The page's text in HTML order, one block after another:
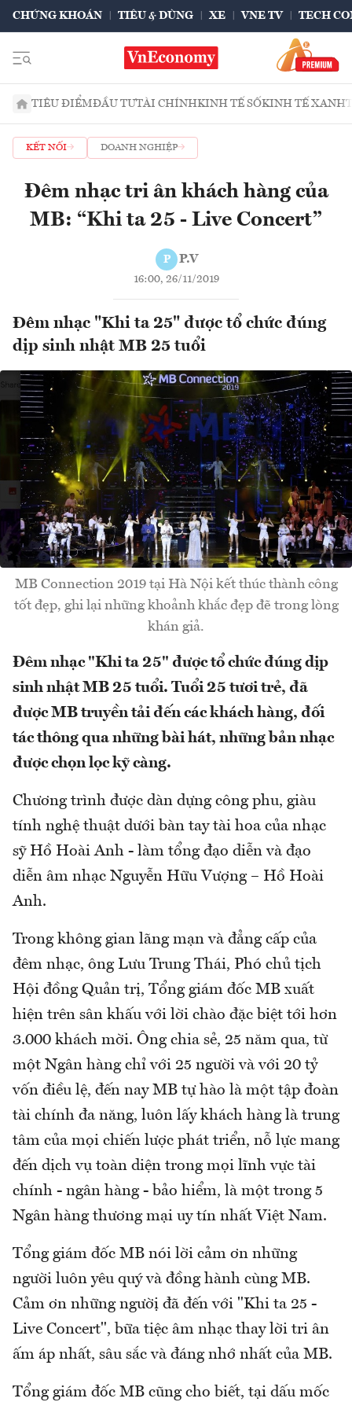
CHỨNG KHOÁN TIÊU & DÙNG XE VNE TV TECH
TIÊU ĐIỂMĐẦU TƯTÀI CHÍNHKINH TẾ SỐKINH TẾ XANH
KẾT NỐI DOANH NGHIỆP
Đêm nhạc tri ân khách hàng của
MB: “Khi ta 25 - Live Concert”
P P.V
16:00, 26/11/2019
Đêm nhạc "Khi ta 25" được tổ chức đúng
dịp sinh nhật MB 25 tuổi
MB Connection 2019 tại Hà Nội kết thúc thành công
tốt đẹp, ghi lại những khoảnh khắc đẹp đẽ trong lòng
khán giả.
Đêm nhạc "Khi ta 25" được tổ chức đúng dịp
sinh nhật MB 25 tuổi. Tuổi 25 tươi trẻ, đã
được MB truyền tải đến các khách hàng, đối
tác thông qua những bài hát, những bản nhạc
được chọn lọc kỹ càng.
Chương trình được dàn dựng công phu, giàu
tính nghệ thuật dưới bàn tay tài hoa của nhạc
sỹ Hồ Hoài Anh - làm tổng đạo diễn và đạo
diễn âm nhạc Nguyễn Hữu Vượng – Hồ Hoài
Anh.
Trong không gian lãng mạn và đẳng cấp của
đêm nhạc, ông Lưu Trung Thái, Phó chủ tịch
Hội đồng Quản trị, Tổng giám đốc MB xuất
hiện trên sân khấu với lời chào đặc biệt tới hơn
3.000 khách mời. Ông chia sẻ, 25 năm qua, từ
một Ngân hàng chỉ với 25 người và với 20 tỷ
vốn điều lệ, đến nay MB tự hào là một tập đoàn
tài chính đa năng, luôn lấy khách hàng là trung
tâm của mọi chiến lược phát triển, nỗ lực mang
đến dịch vụ toàn diện trong mọi lĩnh vực tài
chính - ngân hàng - bảo hiểm, là một trong 5
Ngân hàng thương mại uy tín nhất Việt Nam.
Tổng giám đốc MB nói lời cảm ơn những
người luôn yêu quý và đồng hành cùng MB.
Cảm ơn những ngườị đã đến với "Khi ta 25 -
Live Concert", bữa tiệc âm nhạc thay lời tri ân
ấm áp nhất, sâu sắc và đáng nhớ nhất của MB.
Tổng giám đốc MB cũng cho biết, tại dấu mốc